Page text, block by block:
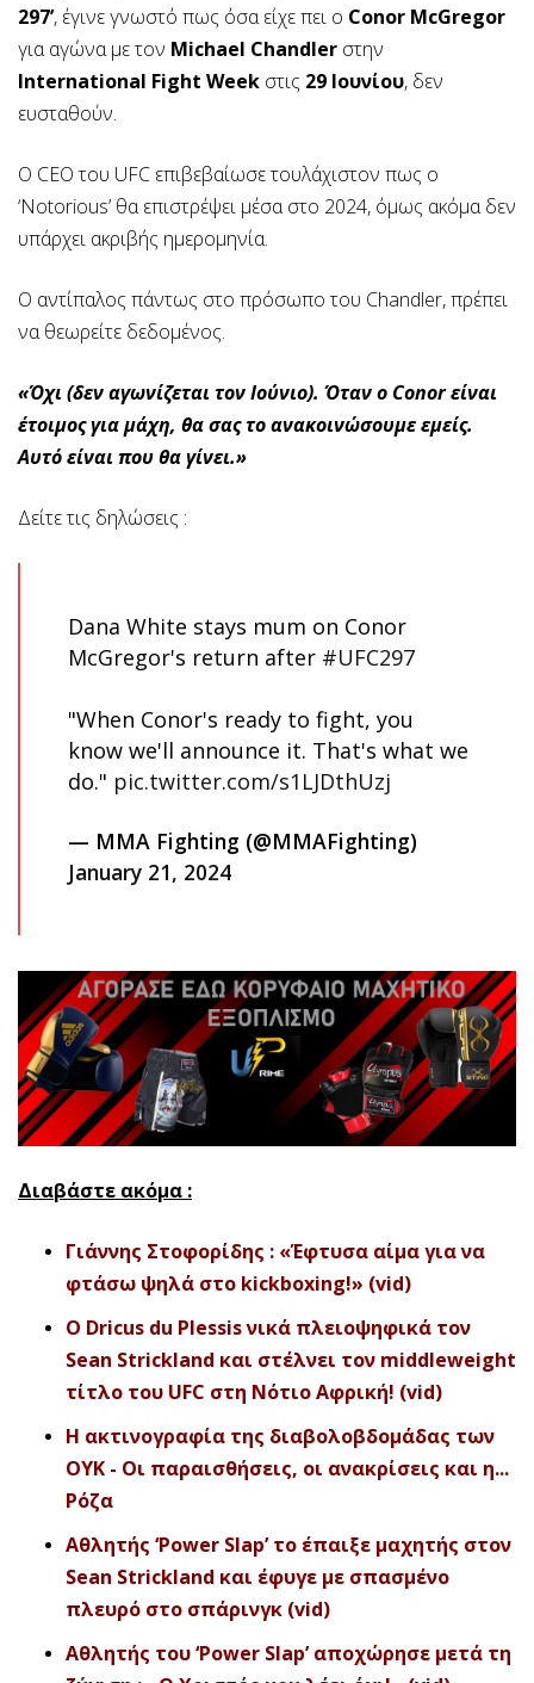
297’, έγινε γνωστό πως όσα είχε πει ο Conor McGregor
για αγώνα με τον Michael Chandler στην
International Fight Week στις 29 Ιουνίου, δεν
ευσταθούν.
O CEO του UFC επιβεβαίωσε τουλάχιστον πως ο
‘Notorious’ θα επιστρέψει μέσα στο 2024, όμως ακόμα δεν
υπάρχει ακριβής ημερομηνία.
Ο αντίπαλος πάντως στο πρόσωπο του Chandler, πρέπει
να θεωρείτε δεδομένος.
«Όχι (δεν αγωνίζεται τον Ιούνιο). Όταν ο Conor είναι
έτοιμος για μάχη, θα σας το ανακοινώσουμε εμείς.
Αυτό είναι που θα γίνει.»
Δείτε τις δηλώσεις :
Dana White stays mum on Conor
McGregor's return after #UFC297
"When Conor's ready to fight, you
know we'll announce it. That's what we
do." pic.twitter.com/s1LJDthUzj
— MMA Fighting (@MMAFighting)
January 21, 2024
Διαβάστε ακόμα :
Γιάννης Στοφορίδης : «Έφτυσα αίμα για να
φτάσω ψηλά στο kickboxing!» (vid)
O Dricus du Plessis νικά πλειοψηφικά τον
Sean Strickland και στέλνει τον middleweight
τίτλο του UFC στη Νότιο Αφρική! (vid)
Η ακτινογραφία της διαβολοβδομάδας των
ΟΥΚ - Οι παραισθήσεις, οι ανακρίσεις και η...
Ρόζα
Αθλητής ‘Power Slap’ το έπαιξε μαχητής στον
Sean Strickland και έφυγε με σπασμένο
πλευρό στο σπάρινγκ (vid)
Αθλητής του ‘Power Slap’ αποχώρησε μετά τη